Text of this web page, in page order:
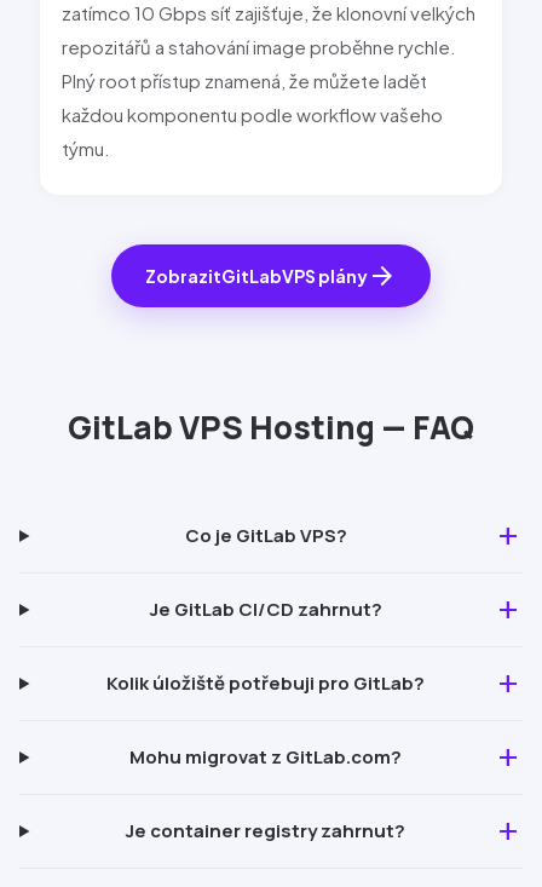
zatímco 10 Gbps síť zajišťuje, že klonovní velkých
repozitářů a stahování image proběhne rychle.
Plný root přístup znamená, že můžete ladět
každou komponentu podle workflow vašeho
týmu.
ZobrazitGitLabVPS plány arrow_forward
GitLabVPS Hosting — FAQ
Co je GitLabVPS? add
Je GitLab CI/CD zahrnut? add
Kolik úložiště potřebuji pro GitLab? add
Mohu migrovat z GitLab.com? add
Je container registry zahrnut? add